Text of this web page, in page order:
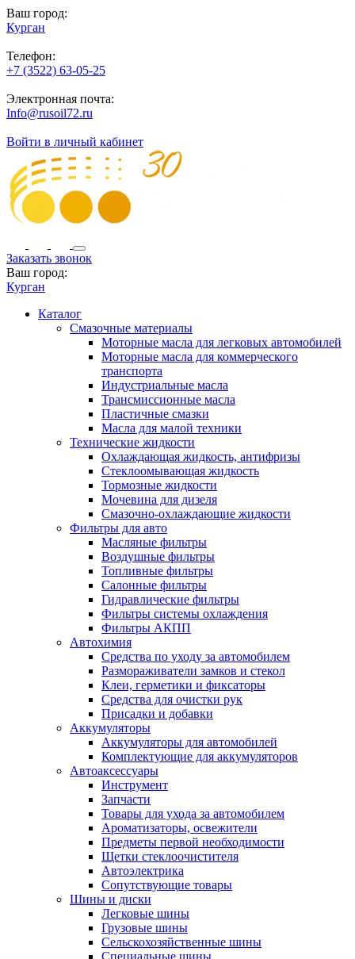
Ваш город:
Курган
Телефон:
+7 (3522) 63-05-25
Электронная почта:
Info@rusoil72.ru
Войти в личный кабинет
Заказать звонок
Ваш город:
Курган
Каталог
Смазочные материалы
Моторные масла для легковых автомобилей
Моторные масла для коммерческого
транспорта
Индустриальные масла
Трансмиссионные масла
Пластичные смазки
Масла для малой техники
Технические жидкости
Охлаждающая жидкость, антифризы
Стеклоомывающая жидкость
Тормозные жидкости
Мочевина для дизеля
Смазочно-охлаждающие жидкости
Фильтры для авто
Масляные фильтры
Воздушные фильтры
Топливные фильтры
Салонные фильтры
Гидравлические фильтры
Фильтры системы охлаждения
Фильтры АКПП
Автохимия
Средства по уходу за автомобилем
Размораживатели замков и стекол
Клеи, герметики и фиксаторы
Средства для очистки рук
Присадки и добавки
Аккумуляторы
Аккумуляторы для автомобилей
Комплектующие для аккумуляторов
Автоаксессуары
Инструмент
Запчасти
Товары для ухода за автомобилем
Ароматизаторы, освежители
Предметы первой необходимости
Щетки стеклоочистителя
Автоэлектрика
Сопутствующие товары
Шины и диски
Легковые шины
Грузовые шины
Сельскохозяйственные шины
Специальные шины